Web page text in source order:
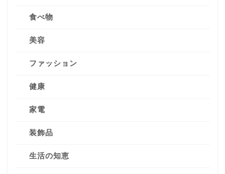
食べ物
美容
ファッション
健康
家電
装飾品
生活の知恵